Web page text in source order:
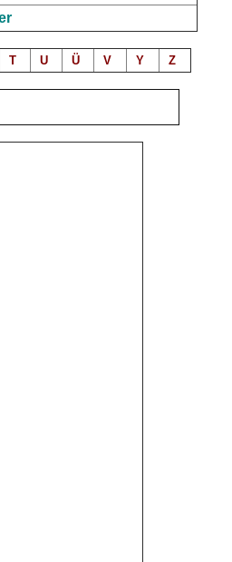
T U Ü V Y Z